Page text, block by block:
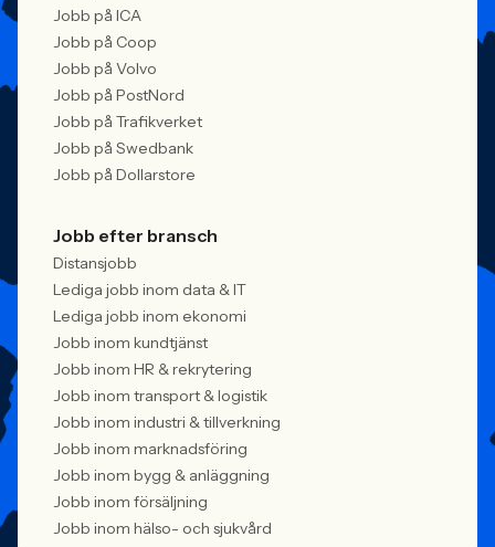
Jobb på ICA
Jobb på Coop
Jobb på Volvo
Jobb på PostNord
Jobb på Trafikverket
Jobb på Swedbank
Jobb på Dollarstore
Jobb efter bransch
Distansjobb
Lediga jobb inom data & IT
Lediga jobb inom ekonomi
Jobb inom kundtjänst
Jobb inom HR & rekrytering
Jobb inom transport & logistik
Jobb inom industri & tillverkning
Jobb inom marknadsföring
Jobb inom bygg & anläggning
Jobb inom försäljning
Jobb inom hälso- och sjukvård